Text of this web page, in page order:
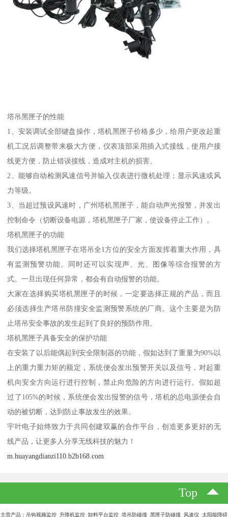
塔吊黑匣子的性能
1、安装调试全部键盘操作，塔机黑匣子价格多少，给用户更改起重
机工况后调整带来极大方便，仪表顶部采用插入式接线，使用户接
线更方便，防止错误接线，造成对主机的损害。
2、能够自动检测风速信号并输入仪表进行微机处理；显示风速或风
力等级。
3、当超过预设风速时，广州塔机黑匣子，能自动声光报警，并发出
控制命令（切断设备电源，塔机黑匣子厂家，使设备停止工作）。
塔机黑匣子的功能
我们选择塔机黑匣子在塔吊全1方位的安全方面发挥着重大作用，具
有监测预警功能。同时还可以实现声、光、图像等综合报警的方
式。一旦出现任何异常，都会有自动报警的功能。
大家在选择购买塔机黑匣子的时候，一定要选择正规的产品，而且
必须选择生产塔吊防撞安全监测预警系统的厂商。这个主要是为防
止塔吊安全事故的发生起到了良好的预防作用。
塔机黑匣子具备安全的保护功能
在安装了以后能偶起到安全限制器的功能，假如达到了重量为90%以
上的重力重力矩的额定，系统便会发出预警开关以及信号，对起重
机向安全方向运行进行控制，禁止向危险的方向进行运行。假如超
过了105%的时候，系统便会发出报警的信号，塔机的总电源便会自
动的被切断，达到防止事故发生的效果。
宇叶电子始终致力于共同创建双赢的合作平台，创造更多更好的无
线产品，让更多人分享无线科技的魅力！
m.huayangdianzi110.b2b168.com
Top
主营产品：吊钩视频监控 升降机监控 卸料平台监控 塔吊防碰撞 黑匣子防碰撞 风速仪 太阳能障碍